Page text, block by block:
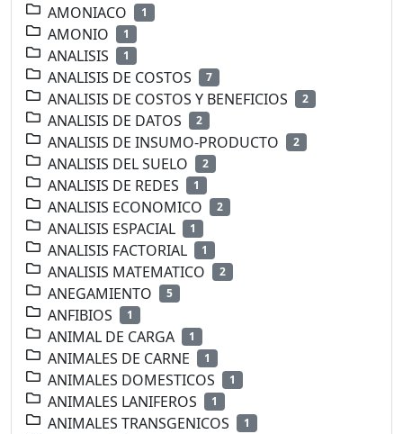
AMONIACO
1
AMONIO 1
ANALISIS 1
ANALISIS DE COSTOS 7
ANALISIS DE COSTOS Y BENEFICIOS 2
ANALISIS DE DATOS 2
ANALISIS DE INSUMO-PRODUCTO 2
ANALISIS DEL SUELO 2
ANALISIS DE REDES 1
ANALISIS ECONOMICO 2
ANALISIS ESPACIAL 1
ANALISIS FACTORIAL 1
ANALISIS MATEMATICO 2
ANEGAMIENTO 5
ANFIBIOS 1
ANIMAL DE CARGA 1
ANIMALES DE CARNE 1
ANIMALES DOMESTICOS 1
ANIMALES LANIFEROS 1
ANIMALES TRANSGENICOS 1